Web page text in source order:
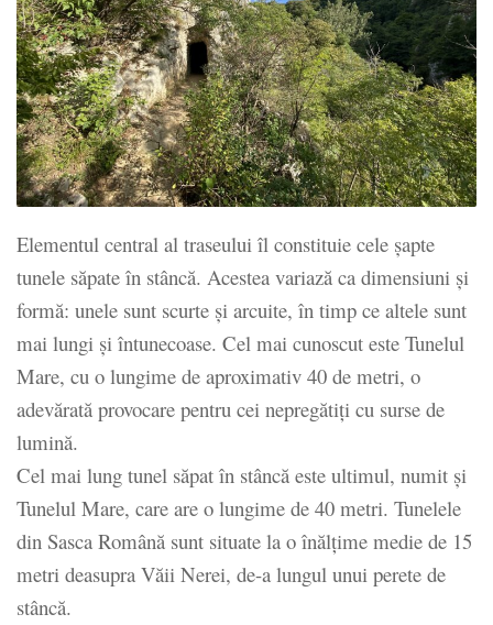
Elementul central al traseului îl constituie cele șapte
tunele săpate în stâncă. Acestea variază ca dimensiuni și
formă: unele sunt scurte și arcuite, în timp ce altele sunt
mai lungi și întunecoase. Cel mai cunoscut este Tunelul
Mare, cu o lungime de aproximativ 40 de metri, o
adevărată provocare pentru cei nepregătiți cu surse de
lumină.
Cel mai lung tunel săpat în stâncă este ultimul, numit şi
Tunelul Mare, care are o lungime de 40 metri. Tunelele
din Sasca Română sunt situate la o înălţime medie de 15
metri deasupra Văii Nerei, de-a lungul unui perete de
stâncă.